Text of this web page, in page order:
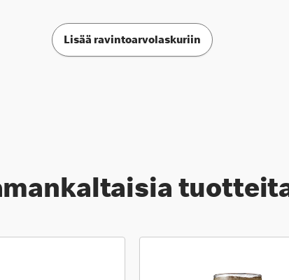
Lisää ravintoarvolaskuriin